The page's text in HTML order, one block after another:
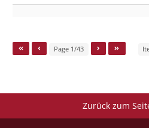
Page 1/43
Zurück zum